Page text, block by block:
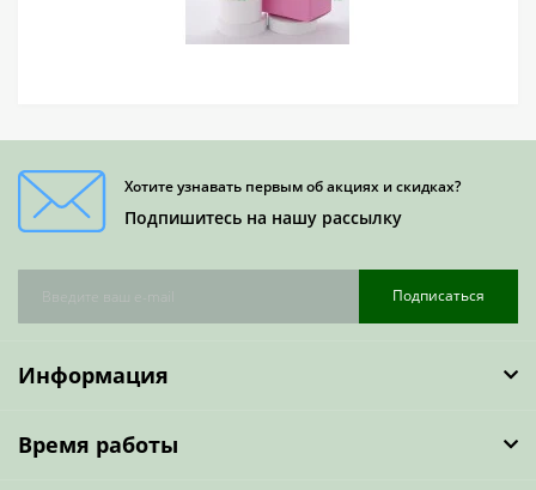
Хотите узнавать первым об акциях и скидках?
Подпишитесь на нашу рассылку
Подписаться
Информация
Время работы